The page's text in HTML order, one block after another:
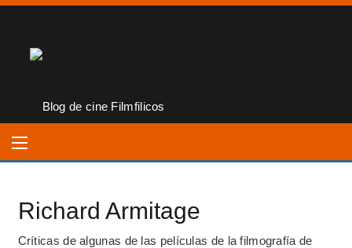
Richard Armitage
Críticas de algunas de las películas de la filmografía de